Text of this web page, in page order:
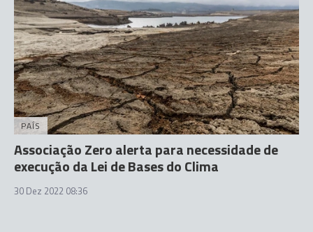
PAÍS
Associação Zero alerta para necessidade de
execução da Lei de Bases do Clima
30 Dez 2022 08:36